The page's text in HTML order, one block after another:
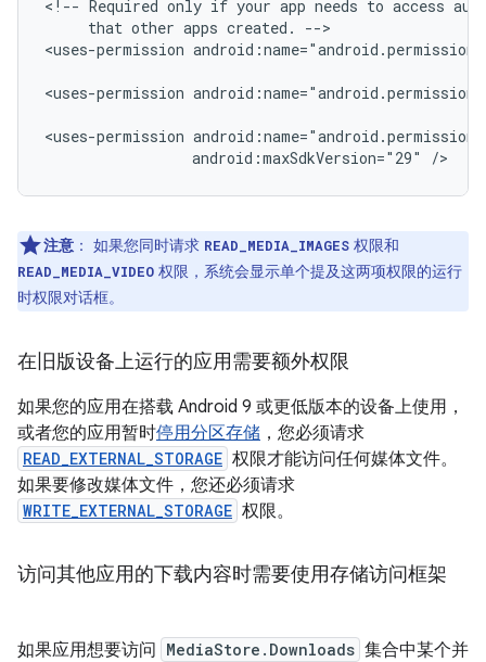
<!-- Required only if your app needs to access
that other apps created.
-->
<uses-permission
<uses-permission
<uses-permission
android:maxSdkVersion="29"
/>
注意 ： 如果您同时请求 READ_MEDIA_IMAGES 权限和
READ_MEDIA_VIDEO 权限，系统会显示单个提及这两项权限的运行
时权限对话框。
在旧版设备上运行的应用需要额外权限
如果您的应用在搭载 Android 9 或更低版本的设备上使用，
或者您的应用暂时停用分区存储 ，您必须请求
READ_EXTERNAL_STORAGE 权限才能访问任何媒体文件。
如果要修改媒体文件，您还必须请求
WRITE_EXTERNAL_STORAGE 权限。
访问其他应用的下载内容时需要使用存储访问框架
如果应用想要访问 MediaStore.Downloads 集合中某个并